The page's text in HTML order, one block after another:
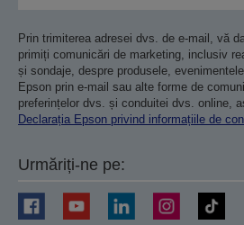
Prin trimiterea adresei dvs. de e-mail, vă
primiți comunicări de marketing, inclusiv
și sondaje, despre produsele,
Epson prin e-mail sau alte forme de
preferințelor dvs. și conduitei dvs. online,
Declarația Epson privind informațiile de
Urmăriți-ne pe: